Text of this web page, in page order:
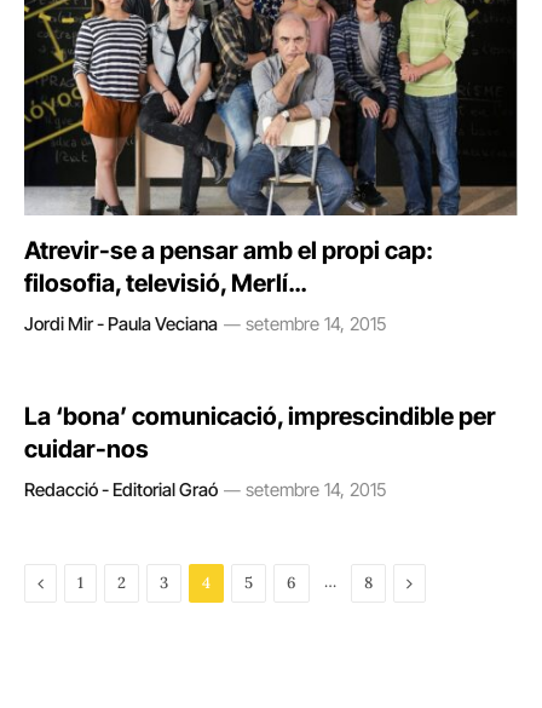
Atrevir-se a pensar amb el propi cap:
filosofia, televisió, Merlí…
Jordi Mir - Paula Veciana setembre 14, 2015
La ‘bona’ comunicació, imprescindible per
cuidar-nos
Redacció - Editorial Graó setembre 14, 2015
Previous
1 2 3 4 5 6 … 8 Next